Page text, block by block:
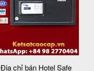
Địa chỉ bán Hotel Safe